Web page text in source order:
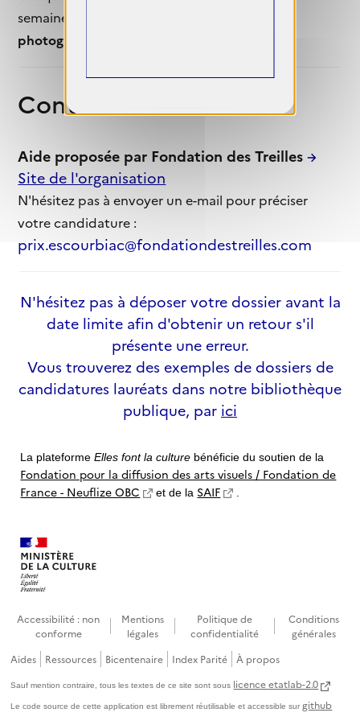
semaine d’ouverture des
photographiques d’Arles
Contact
Aide proposée par Fondation des Treilles
Site de l'organisation
N'hésitez pas à envoyer un e-mail pour préciser
votre candidature :
prix.escourbiac@fondationdestreilles.com
N'hésitez pas à déposer votre dossier avant la
date limite afin d'obtenir un retour s'il
présente une erreur.
Vous trouverez des exemples de dossiers de
candidatures lauréats dans notre bibliothèque
publique, par ici
La plateformeElles font la culture bénéficie du soutien de la
Fondation pour la diffusion des arts visuels / Fondation de
France - Neuflize OBC
et de la SAIF
Accessibilité : non
conforme
Mentions
légales
Politique de
confidentialité
Conditions
générales
Aides
Ressources Bicentenaire Index Parité À propos
Sauf mention contraire, tous les textes de ce site sont sous licence etatlab-2.0
Le code source de cette application est librement réutilisable et accessible sur github